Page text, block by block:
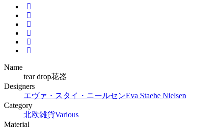
Name
tear drop花器
Designers
エヴァ・スタイ・ニールセンEva Staehe Nielsen
Category
北欧雑貨Various
Material